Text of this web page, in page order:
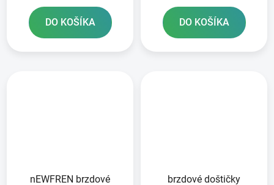
DO KOŠÍKA DO KOŠÍKA
nEWFREN brzdové
brzdové doštičky